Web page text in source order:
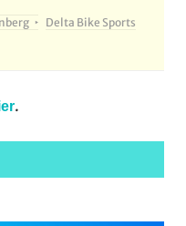
Delta Bike Sports
.